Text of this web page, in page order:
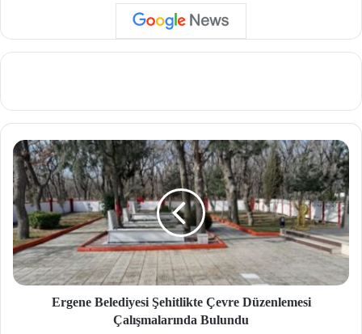
Ergene Belediyesi Şehitlikte Çevre Düzenlemesi
Çalışmalarında Bulundu